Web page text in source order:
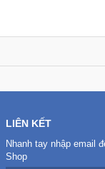
LIÊN KẾT
Nhanh tay nhập email
Shop